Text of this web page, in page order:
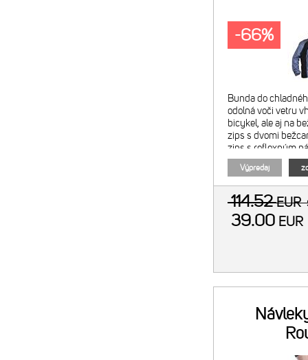
Bunda do
odolná voči vetru
bicykel, ale aj na
zips s dvomi
zips s reflexným
Výpredaj
-66%
114.52EUR
39.00 EUR